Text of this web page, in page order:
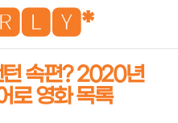
검
속편? 2020년
로 영화 목록